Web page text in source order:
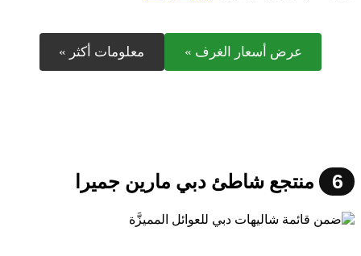
عرض أسعار الغرف » معلومات أكثر »
6 منتجع شاطئ دبي مارين جميرا